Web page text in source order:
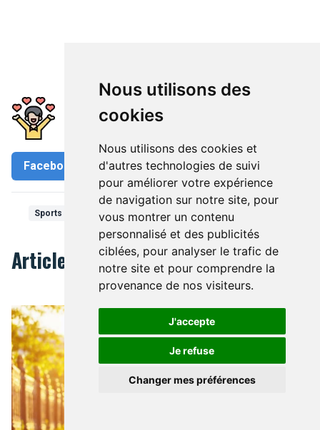
Nous utilisons des
cookies
Nous utilisons des cookies et
d'autres technologies de suivi
pour améliorer votre expérience
de navigation sur notre site, pour
vous montrer un contenu
personnalisé et des publicités
ciblées, pour analyser le trafic de
notre site et pour comprendre la
provenance de nos visiteurs.
J'accepte
Je refuse
Changer mes préférences
Avez-vous apprécié cet article?
Partagez-le
Facebook Twitter
Sports individuels Jogging Sports Fitness & Jogging
Articles Liés
Rouler en vélo en dehors de Bruxelles